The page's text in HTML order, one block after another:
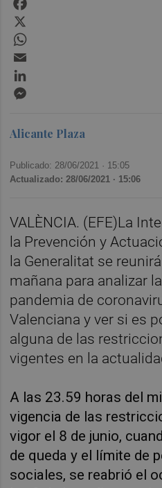
Alicante Plaza
Publicado: 28/06/2021 · 15:05
Actualizado: 28/06/2021 · 15:06
VALÈNCIA. (EFE)La
la Prevención y
la Generalitat se
mañana para analizar
pandemia de
Valenciana y ver si es
alguna de las
vigentes en la
A las 23.59 horas del
vigencia de las
vigor el 8 de junio,
de queda y el límite de
sociales, se reabrió el